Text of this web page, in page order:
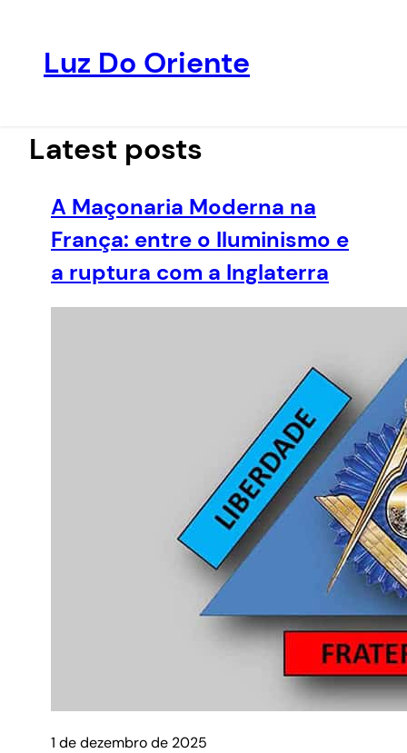
conteúdo
Luz Do Oriente
Latest posts
A Maçonaria Moderna na
França: entre o Iluminismo e
a ruptura com a Inglaterra
1 de dezembro de 2025